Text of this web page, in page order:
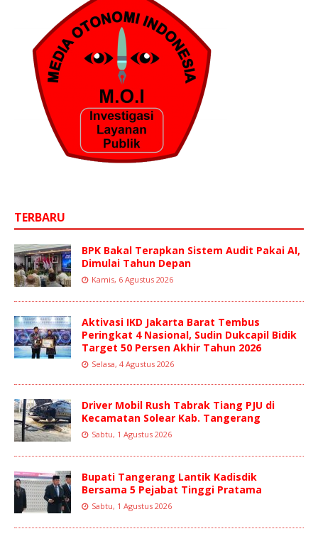
TERBARU
BPK Bakal Terapkan Sistem Audit Pakai AI,
Dimulai Tahun Depan
Kamis, 6 Agustus 2026
Aktivasi IKD Jakarta Barat Tembus
Peringkat 4 Nasional, Sudin Dukcapil Bidik
Target 50 Persen Akhir Tahun 2026
Selasa, 4 Agustus 2026
Driver Mobil Rush Tabrak Tiang PJU di
Kecamatan Solear Kab. Tangerang
Sabtu, 1 Agustus 2026
Bupati Tangerang Lantik Kadisdik
Bersama 5 Pejabat Tinggi Pratama
Sabtu, 1 Agustus 2026